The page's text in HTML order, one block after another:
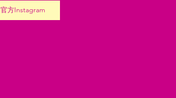
官方Instagram